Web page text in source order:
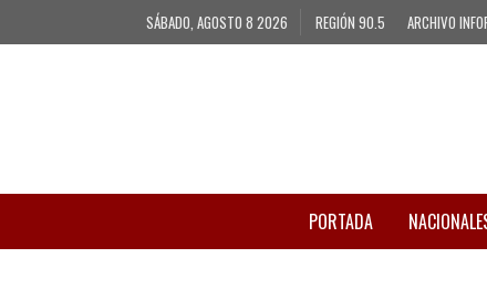
SÁBADO, AGOSTO 8 2026 REGIÓN 90.5 ARCHIVO
PORTADA